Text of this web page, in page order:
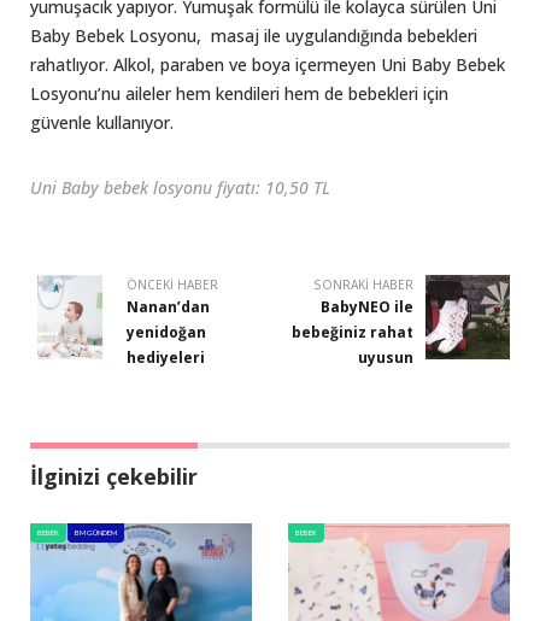
yumuşacık yapıyor. Yumuşak formülü ile kolayca sürülen Uni
Baby Bebek Losyonu, masaj ile uygulandığında bebekleri
rahatlıyor. Alkol, paraben ve boya içermeyen Uni Baby Bebek
Losyonu’nu aileler hem kendileri hem de bebekleri için
güvenle kullanıyor.
Uni Baby bebek losyonu fiyatı: 10,50 TL
ÖNCEKI HABER
Nanan’dan
yenidoğan
hediyeleri
SONRAKI HABER
BabyNEO ile
bebeğiniz rahat
uyusun
İlginizi çekebilir
BEBEK BM GÜNDEM BEBEK